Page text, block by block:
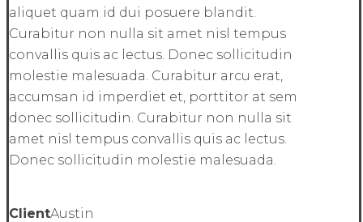
aliquet quam id dui posuere blandit.
Curabitur non nulla sit amet nisl tempus
convallis quis ac lectus. Donec sollicitudin
molestie malesuada. Curabitur arcu erat,
accumsan id imperdiet et, porttitor at sem
donec sollicitudin. Curabitur non nulla sit
amet nisl tempus convallis quis ac lectus.
Donec sollicitudin molestie malesuada.
ClientAustin